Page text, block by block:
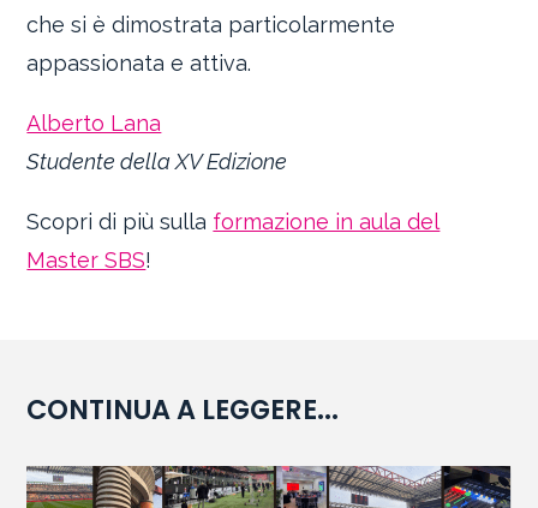
che si è dimostrata particolarmente
appassionata e attiva.
Alberto Lana
Studente della XV Edizione
Scopri di più sulla formazione in aula del
Master SBS!
CONTINUA A LEGGERE...